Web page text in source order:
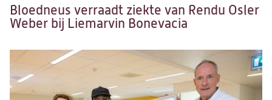
Bloedneus verraadt ziekte van Rendu Osler
Weber bij Liemarvin Bonevacia